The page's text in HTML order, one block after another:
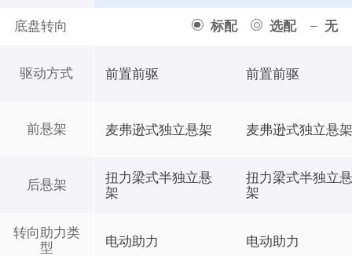
底盘转向 标配 选配 无
驱动方式
前悬架
后悬架
转向助力类
型
前置前驱 前置前驱
麦弗逊式独立悬架 麦弗逊式独立悬
扭力梁式半独立悬
架
扭力梁式半独立
架
电动助力 电动助力